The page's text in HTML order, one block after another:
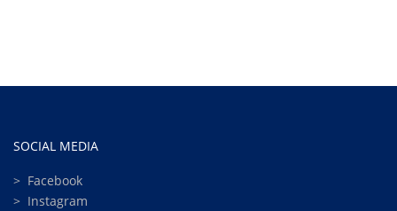
SOCIAL MEDIA
> Facebook
> Instagram